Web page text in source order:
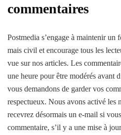
commentaires
Postmedia s’engage à maintenir un
mais civil et encourage tous les
vue sur nos articles. Les
une heure pour être modérés avant
vous demandons de garder vos
respectueux. Nous avons activé les
recevrez désormais un e-mail si
commentaire, s’il y a une mise à